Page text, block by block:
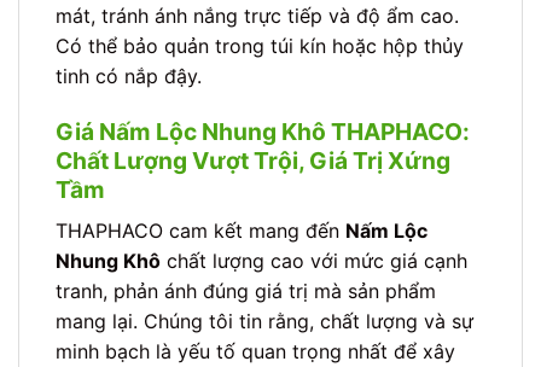
mát, tránh ánh nắng trực tiếp và độ ẩm cao.
Có thể bảo quản trong túi kín hoặc hộp thủy
tinh có nắp đậy.
Giá Nấm Lộc Nhung Khô THAPHACO:
Chất Lượng Vượt Trội, Giá Trị Xứng
Tầm
THAPHACO cam kết mang đến Nấm Lộc
Nhung Khô chất lượng cao với mức giá cạnh
tranh, phản ánh đúng giá trị mà sản phẩm
mang lại. Chúng tôi tin rằng, chất lượng và sự
minh bạch là yếu tố quan trọng nhất để xây